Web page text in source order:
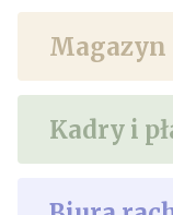
Magazyn
Kadry i